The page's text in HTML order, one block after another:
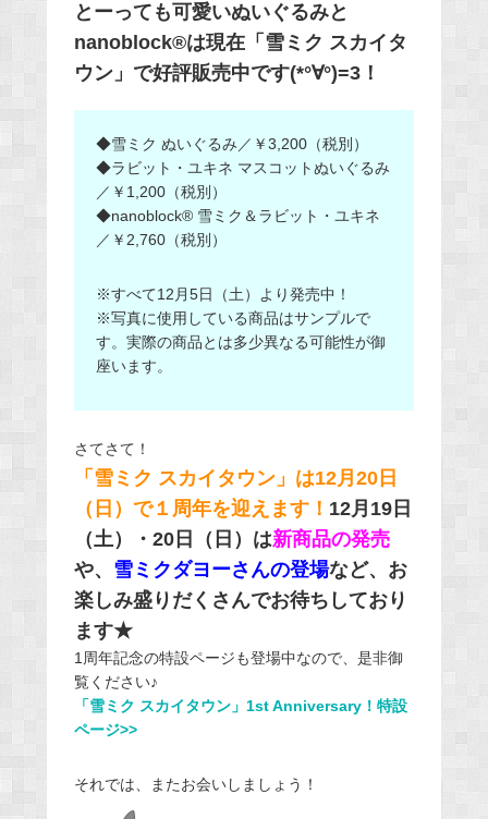
とーっても可愛いぬいぐるみと
nanoblock®は現在「雪ミク スカイタ
ウン」で好評販売中です(*°∀°)=3！
◆雪ミク ぬいぐるみ／￥3,200（税別）
◆ラビット・ユキネ マスコットぬいぐるみ
／￥1,200（税別）
◆nanoblock® 雪ミク＆ラビット・ユキネ
／￥2,760（税別）
※すべて12月5日（土）より発売中！
※写真に使用している商品はサンプルで
す。実際の商品とは多少異なる可能性が御
座います。
さてさて！
「雪ミク スカイタウン」は12月20日
（日）で１周年を迎えます！ 12月19日
（土）・20日（日）は新商品の発売
や、 雪ミクダヨーさんの登場など、お
楽しみ盛りだくさんでお待ちしており
ます★
1周年記念の特設ページも登場中なので、是非御
覧ください♪
「雪ミク スカイタウン」1st Anniversary！特設
ページ>>
それでは、またお会いしましょう！